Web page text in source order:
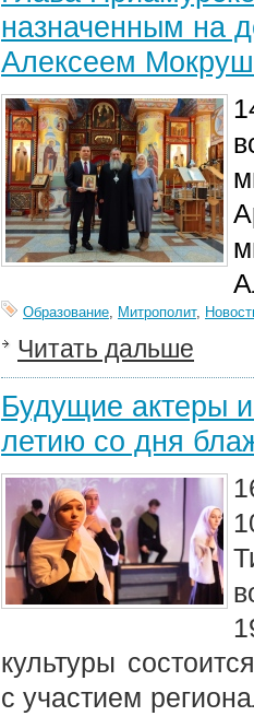
назначенным на
Алексеем
Образование, Митрополит,
Читать дальше
Будущие актеры
летию со дня
культуры
с участием